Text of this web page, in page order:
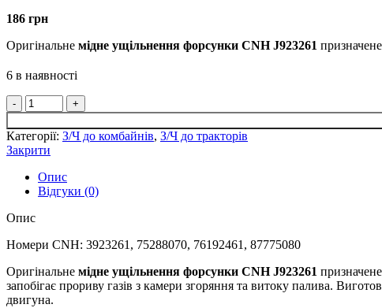
186 грн
Оригінальне мідне ущільнення форсунки CNH J923261
6 в наявності
Категорії: З/Ч до комбайнів, З/Ч до тракторів
Закрити
Опис
Відгуки (0)
Опис
Номери CNH: 3923261, 75288070, 76192461, 87775080
Оригінальне мідне ущільнення форсунки CNH J923261
запобігає прориву газів з камери згоряння та витоку палива.
двигуна.